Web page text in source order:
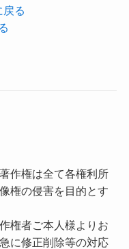
戻る
作権は全て各権利所
権の侵害を目的とす
権者ご本人様よりお
に修正削除等の対応